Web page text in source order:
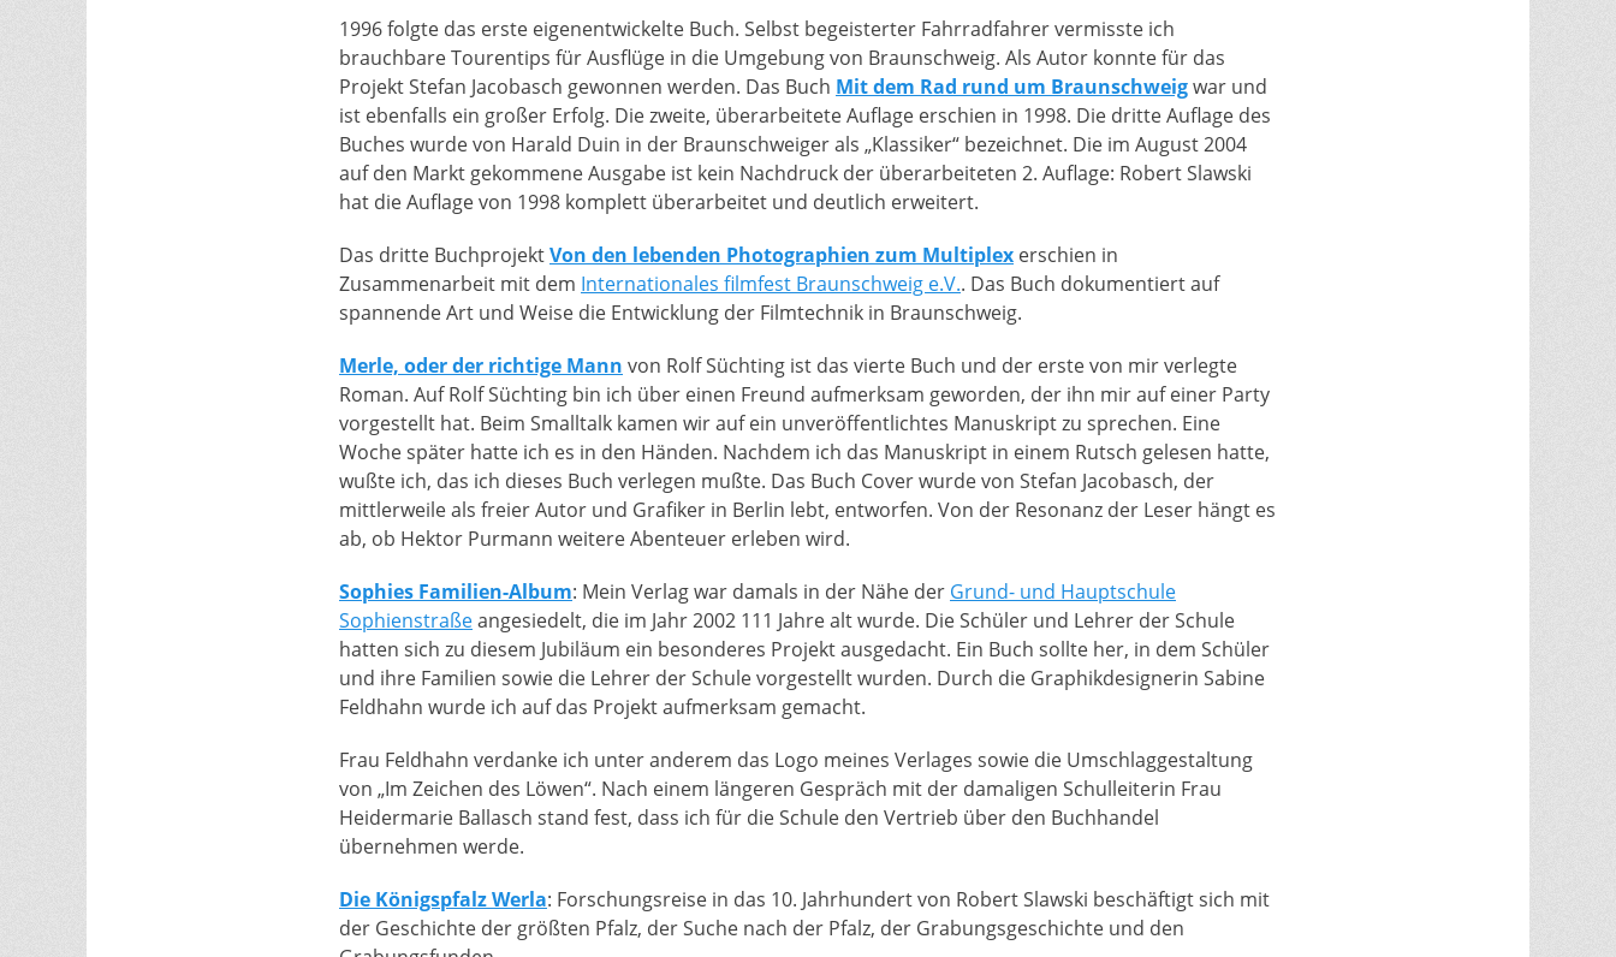
1996 folgte das erste eigenentwickelte Buch. Selbst begeisterter Fahrradfahrer vermisste ich
brauchbare Tourentips für Ausflüge in die Umgebung von Braunschweig. Als Autor konnte für das
Projekt Stefan Jacobasch gewonnen werden. Das Buch Mit dem Rad rund um Braunschweigwar und
ist ebenfalls ein großer Erfolg. Die zweite, überarbeitete Auflage erschien in 1998. Die dritte Auflage des
Buches wurde von Harald Duin in der Braunschweiger als „Klassiker“ bezeichnet. Die im August 2004
auf den Markt gekommene Ausgabe ist kein Nachdruck der überarbeiteten 2. Auflage: Robert Slawski
hat die Auflage von 1998 komplett überarbeitet und deutlich erweitert.
Das dritte BuchprojektVon den lebenden Photographien zum Multiplex erschien in
Zusammenarbeit mit dem Internationales filmfest Braunschweig e.V.. Das Buch dokumentiert auf
spannende Art und Weise die Entwicklung der Filmtechnik in Braunschweig.
Merle, oder der richtige Mann von Rolf Süchting ist das vierte Buch und der erste von mir verlegte
Roman. Auf Rolf Süchting bin ich über einen Freund aufmerksam geworden, der ihn mir auf einer Party
vorgestellt hat. Beim Smalltalk kamen wir auf ein unveröffentlichtes Manuskript zu sprechen. Eine
Woche später hatte ich es in den Händen. Nachdem ich das Manuskript in einem Rutsch gelesen hatte,
wußte ich, das ich dieses Buch verlegen mußte. Das Buch Cover wurde von Stefan Jacobasch, der
mittlerweile als freier Autor und Grafiker in Berlin lebt, entworfen. Von der Resonanz der Leser hängt es
ab, ob Hektor Purmann weitere Abenteuer erleben wird.
Sophies Familien-Album: Mein Verlag war damals in der Nähe der Grund- und Hauptschule
Sophienstraßeangesiedelt, die im Jahr 2002 111 Jahre alt wurde. Die Schüler und Lehrer der Schule
hatten sich zu diesem Jubiläum ein besonderes Projekt ausgedacht. Ein Buch sollte her, in dem Schüler
und ihre Familien sowie die Lehrer der Schule vorgestellt wurden. Durch die Graphikdesignerin Sabine
Feldhahn wurde ich auf das Projekt aufmerksam gemacht.
Frau Feldhahn verdanke ich unter anderem das Logo meines Verlages sowie die Umschlaggestaltung
von „Im Zeichen des Löwen“. Nach einem längeren Gespräch mit der damaligen Schulleiterin Frau
Heidermarie Ballasch stand fest, dass ich für die Schule den Vertrieb über den Buchhandel
übernehmen werde.
Die Königspfalz Werla: Forschungsreise in das 10. Jahrhundert von Robert Slawski beschäftigt sich mit
der Geschichte der größten Pfalz, der Suche nach der Pfalz, der Grabungsgeschichte und den